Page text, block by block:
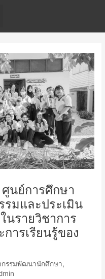
นย์การศึกษา
รมและประเมิน
นรายวิชาการ
ารเรียนรู้ของ
กรรมพัฒนานักศึกษา,